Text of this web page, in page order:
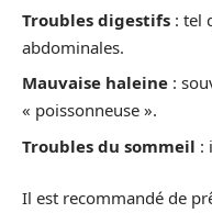
Troubles digestifs : tel
abdominales.
Mauvaise haleine :
« poissonneuse ».
Troubles du sommeil :
Il est recommandé de